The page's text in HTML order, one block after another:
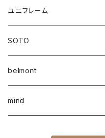
ユニフレーム
SOTO
belmont
mind